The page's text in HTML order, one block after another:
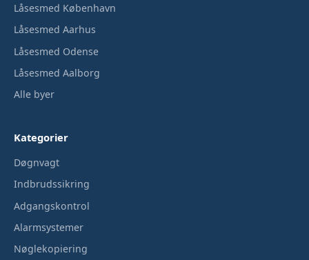
Låsesmed København
Låsesmed Aarhus
Låsesmed Odense
Låsesmed Aalborg
Alle byer
Kategorier
Døgnvagt
Indbrudssikring
Adgangskontrol
Alarmsystemer
Nøglekopiering